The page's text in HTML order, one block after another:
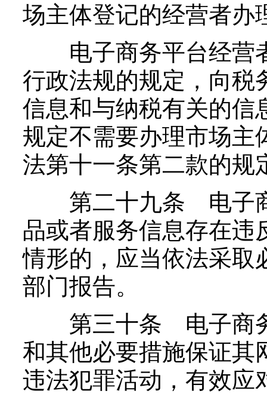
场主体登记的经营者办
电子商务平台经营
行政法规的规定，向税
信息和与纳税有关的信
规定不需要办理市场主
法第十一条第二款的规
第二十九条 电子商
品或者服务信息存在违
情形的，应当依法采取
部门报告。
第三十条 电子商务
和其他必要措施保证其
违法犯罪活动，有效应